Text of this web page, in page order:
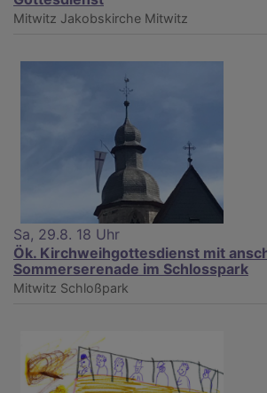
Mitwitz Jakobskirche Mitwitz
Sa, 29.8. 18 Uhr
Ök. Kirchweihgottesdienst mit
Sommerserenade im Schlosspark
Mitwitz Schloßpark